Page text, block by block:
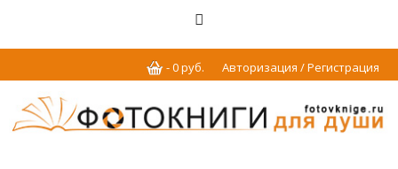
Авторизация / Регистрация
-0руб.